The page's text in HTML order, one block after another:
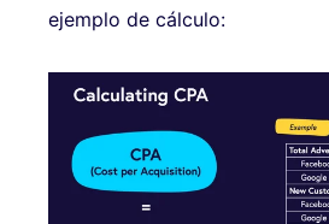
ejemplo de cálculo: